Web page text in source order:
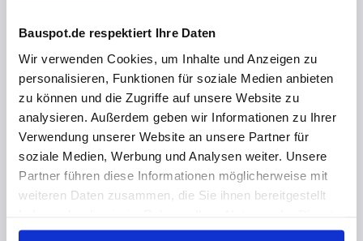
Bauspot.de respektiert Ihre Daten
Wir verwenden Cookies, um Inhalte und Anzeigen zu
personalisieren, Funktionen für soziale Medien anbieten
zu können und die Zugriffe auf unsere Website zu
analysieren. Außerdem geben wir Informationen zu Ihrer
Verwendung unserer Website an unsere Partner für
soziale Medien, Werbung und Analysen weiter. Unsere
Partner führen diese Informationen möglicherweise mit
weiteren Daten zusammen, die Sie ihnen bereitgestellt
gesammelt haben. Hier finden Sie Informationen zum